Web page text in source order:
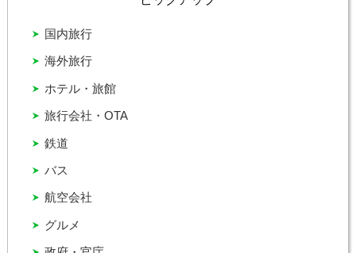
グルメ
バス
ホテル・旅館
国内旅行
旅行会社・OTA
海外旅行
航空会社
鉄道